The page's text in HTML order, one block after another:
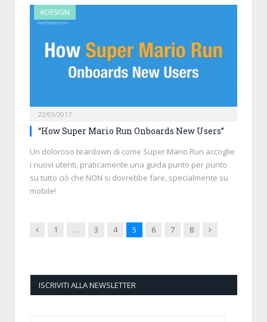
#DESIGN
22/03/2017
“How Super Mario Run Onboards New Users”
Un doloroso teardown di come Super Mario Run accoglie
i nuovi utenti, praticamente una guida punto per punto
su tutto ciò che NON si dovrebbe fare, specialmente su
mobile!
Previous
1 … 3 4 5 6 7 8 Next
ISCRIVITI ALLA NEWSLETTER